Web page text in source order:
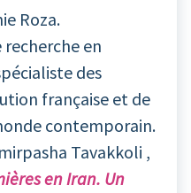
Roza.
en
des
française et de
contemporain.
Tavakkoli ,
en Iran. Un